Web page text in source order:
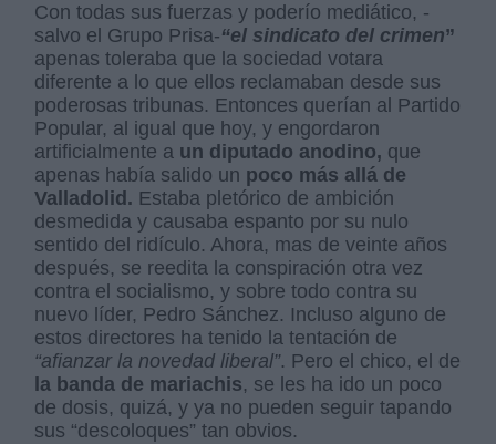
Con todas sus fuerzas y poderío mediático, -
salvo el Grupo Prisa-“el sindicato del crimen”
apenas toleraba que la sociedad votara
diferente a lo que ellos reclamaban desde sus
poderosas tribunas. Entonces querían al Partido
Popular, al igual que hoy, y engordaron
artificialmente a un diputado anodino, que
apenas había salido un poco más allá de
Valladolid. Estaba pletórico de ambición
desmedida y causaba espanto por su nulo
sentido del ridículo. Ahora, mas de veinte años
después, se reedita la conspiración otra vez
contra el socialismo, y sobre todo contra su
nuevo líder, Pedro Sánchez. Incluso alguno de
estos directores ha tenido la tentación de
“afianzar la novedad liberal”. Pero el chico, el de
la banda de mariachis, se les ha ido un poco
de dosis, quizá, y ya no pueden seguir tapando
sus “descoloques” tan obvios.